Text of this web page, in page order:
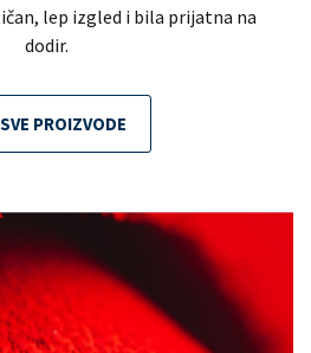
lep izgled i bila prijatna na
dodir.
PROIZVODE